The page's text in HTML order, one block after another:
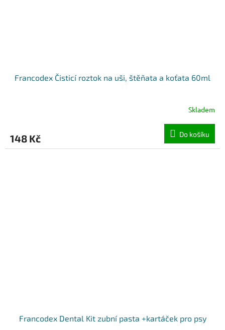
Francodex Čisticí roztok na uši, štěňata a koťata 60ml
Skladem
148 Kč Do košíku
Francodex Dental Kit zubní pasta +kartáček pro psy